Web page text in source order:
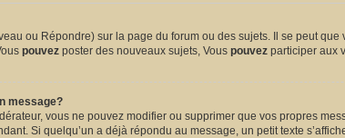
ou Répondre) sur la page du forum ou des sujets. Il se peut
pouvez poster des nouveaux sujets, Vous pouvez participer aux
message?
vous ne pouvez modifier ou supprimer que vos propres
Si quelqu’un a déjà répondu au message, un petit texte